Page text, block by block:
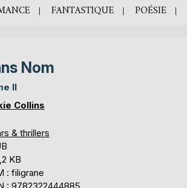
FANTASTIQUE POÉSIE
Nom
II
Collins
& thrillers
KB
: filigrane